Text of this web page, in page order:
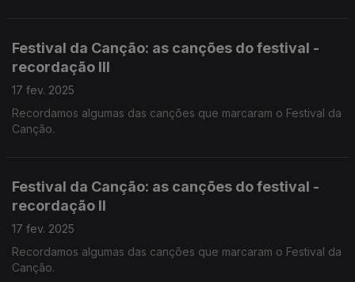
Festival da Canção: as canções do festival -
recordação III
17 fev. 2025
Recordamos algumas das canções que marcaram o Festival da
Canção.
Festival da Canção: as canções do festival -
recordação II
17 fev. 2025
Recordamos algumas das canções que marcaram o Festival da
Canção.